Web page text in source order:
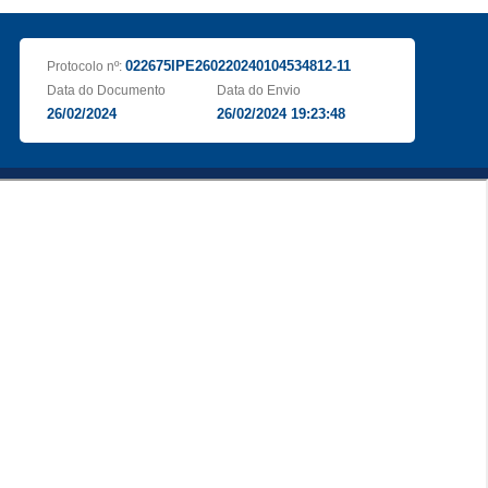
Protocolo nº: 022675IPE260220240104534812-11
Data do Documento
26/02/2024
Data do Envio
26/02/2024 19:23:48